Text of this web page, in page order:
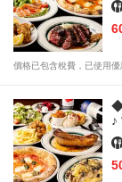
價格已包含稅費，已使用
◆
♪